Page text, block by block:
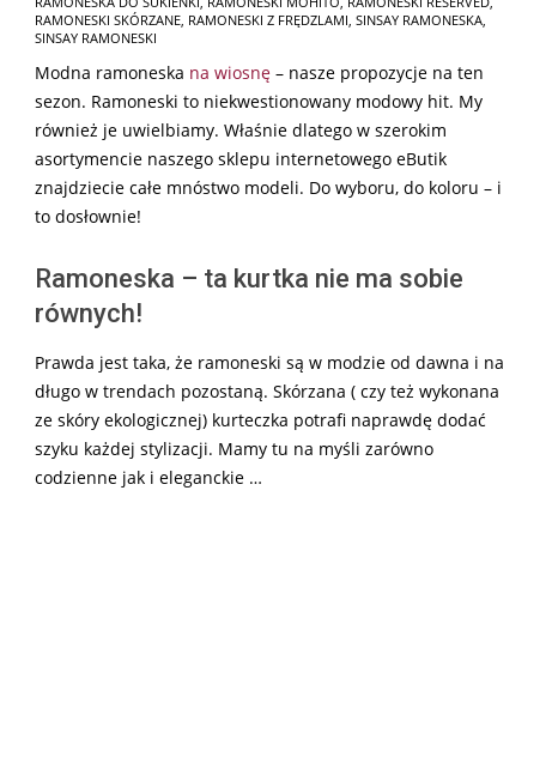
RAMONESKI SKÓRZANE, RAMONESKI Z FRĘDZLAMI, SINSAY RAMONESKA,
SINSAY RAMONESKI
Modna ramoneska na wiosnę – nasze propozycje na ten
sezon. Ramoneski to niekwestionowany modowy hit. My
również je uwielbiamy. Właśnie dlatego w szerokim
asortymencie naszego sklepu internetowego eButik
znajdziecie całe mnóstwo modeli. Do wyboru, do koloru – i
to dosłownie!
Ramoneska – ta kurtka nie ma sobie
równych!
Prawda jest taka, że ramoneski są w modzie od dawna i na
długo w trendach pozostaną. Skórzana ( czy też wykonana
ze skóry ekologicznej) kurteczka potrafi naprawdę dodać
szyku każdej stylizacji. Mamy tu na myśli zarówno
codzienne jak i eleganckie …